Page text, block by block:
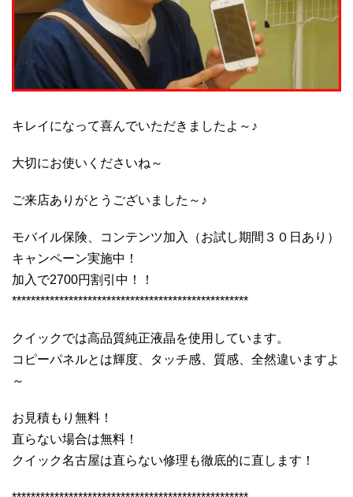
キレイになって喜んでいただきましたよ～♪
大切にお使いくださいね～
ご来店ありがとうございました～♪
モバイル保険、コンテンツ加入（お試し期間３０日あり）
キャンペーン実施中！
加入で2700円割引中！！
**************************************************
クイックでは高品質純正液晶を使用しています。
コピーパネルとは輝度、タッチ感、質感、全然違いますよ
～
お見積もり無料！
直らない場合は無料！
クイック名古屋は直らない修理も徹底的に直します！